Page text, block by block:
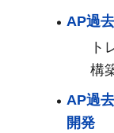
AP過
ト
構
AP過
開発